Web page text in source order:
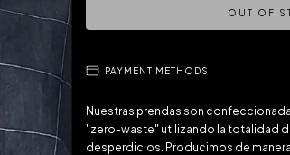
PAYMENT METHODS
Nuestras prendas son
"zero-waste" utilizando la totalidad
desperdicios. Producimos de